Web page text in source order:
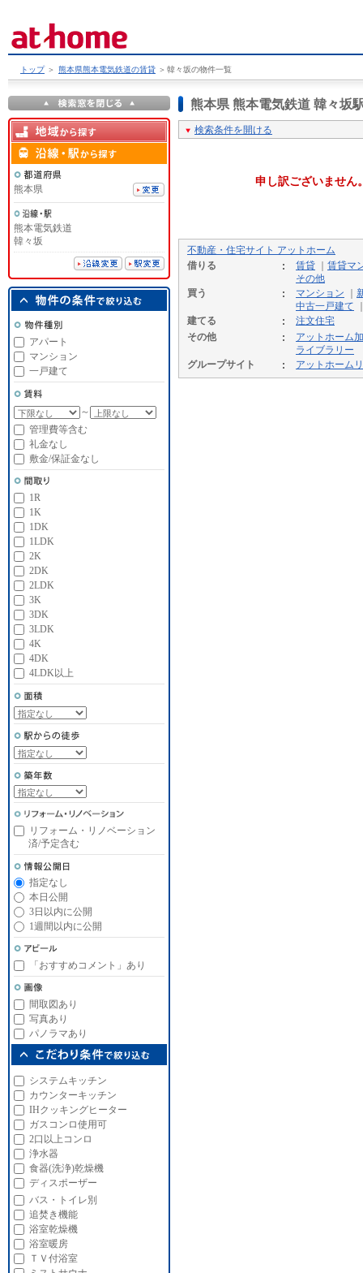
トップ ＞ 熊本県熊本電気鉄道の賃貸 ＞ 韓々坂の物件一覧
熊本県 熊本電気鉄道 韓々坂
検索条件を開ける
申し訳ございません
不動産・住宅サイト アットホーム
借りる
賃貸
賃貸マ
その他
買う
マンション
中古一戸建て
建てる
注文住宅
その他
アットホーム
ライブラリー
グループサイト
アットホーム
熊本県
熊本電気鉄道
韓々坂
アパート
マンション
一戸建て
～
管理費等含む
礼金なし
敷金/保証金なし
1R
1K
1DK
1LDK
2K
2DK
2LDK
3K
3DK
3LDK
4K
4DK
4LDK以上
リフォーム・リノベーション
済/予定含む
指定なし
本日公開
3日以内に公開
1週間以内に公開
「おすすめコメント」あり
間取図あり
写真あり
パノラマあり
システムキッチン
カウンターキッチン
IHクッキングヒーター
ガスコンロ使用可
2口以上コンロ
浄水器
食器(洗浄)乾燥機
ディスポーザー
バス・トイレ別
追焚き機能
浴室乾燥機
浴室暖房
ＴＶ付浴室